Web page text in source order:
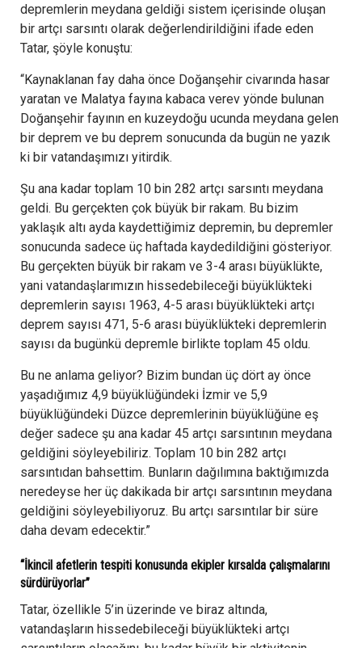
depremlerin meydana geldiği sistem içerisinde oluşan
bir artçı sarsıntı olarak değerlendirildiğini ifade eden
Tatar, şöyle konuştu:
“Kaynaklanan fay daha önce Doğanşehir civarında hasar
yaratan ve Malatya fayına kabaca verev yönde bulunan
Doğanşehir fayının en kuzeydoğu ucunda meydana gelen
bir deprem ve bu deprem sonucunda da bugün ne yazık
ki bir vatandaşımızı yitirdik.
Şu ana kadar toplam 10 bin 282 artçı sarsıntı meydana
geldi. Bu gerçekten çok büyük bir rakam. Bu bizim
yaklaşık altı ayda kaydettiğimiz depremin, bu depremler
sonucunda sadece üç haftada kaydedildiğini gösteriyor.
Bu gerçekten büyük bir rakam ve 3-4 arası büyüklükte,
yani vatandaşlarımızın hissedebileceği büyüklükteki
depremlerin sayısı 1963, 4-5 arası büyüklükteki artçı
deprem sayısı 471, 5-6 arası büyüklükteki depremlerin
sayısı da bugünkü depremle birlikte toplam 45 oldu.
Bu ne anlama geliyor? Bizim bundan üç dört ay önce
yaşadığımız 4,9 büyüklüğündeki İzmir ve 5,9
büyüklüğündeki Düzce depremlerinin büyüklüğüne eş
değer sadece şu ana kadar 45 artçı sarsıntının meydana
geldiğini söyleyebiliriz. Toplam 10 bin 282 artçı
sarsıntıdan bahsettim. Bunların dağılımına baktığımızda
neredeyse her üç dakikada bir artçı sarsıntının meydana
geldiğini söyleyebiliyoruz. Bu artçı sarsıntılar bir süre
daha devam edecektir.”
“İkincil afetlerin tespiti konusunda ekipler kırsalda çalışmalarını
sürdürüyorlar”
Tatar, özellikle 5’in üzerinde ve biraz altında,
vatandaşların hissedebileceği büyüklükteki artçı